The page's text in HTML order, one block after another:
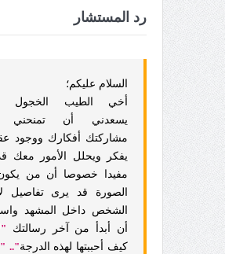
رد المستشار
السلام عليكم؛
أخي الطيب الخجول
يسعدني أن تمنحني
مشاركتك أفكارك ووجود
يفكر ويحلل الأمور معك
مفيدا خصوصا أن من
الصورة قد يرى تفاصيل
الشخص داخل المشهد
أن أبدأ من آخر رسالتك "
كيف أحببتها لهذه الدرجة"..
"